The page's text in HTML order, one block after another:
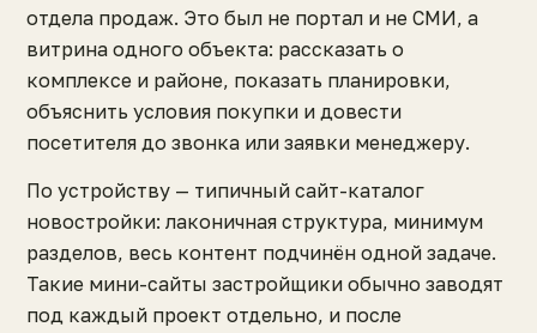
отдела продаж. Это был не портал и не СМИ, а
витрина одного объекта: рассказать о
комплексе и районе, показать планировки,
объяснить условия покупки и довести
посетителя до звонка или заявки менеджеру.
По устройству — типичный сайт-каталог
новостройки: лаконичная структура, минимум
разделов, весь контент подчинён одной задаче.
Такие мини-сайты застройщики обычно заводят
под каждый проект отдельно, и после